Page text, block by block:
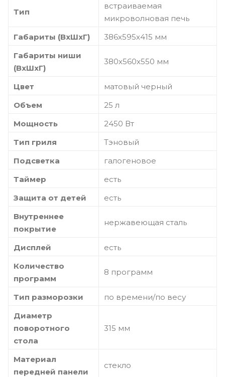
Тип
встраиваемая
микроволновая печь
Габариты (ВхШхГ)
386х595х415 мм
Габариты ниши
(ВхШхГ)
380х560х550 мм
Цвет
матовый черный
Объем
25 л
Мощность
2450 Вт
Тип гриля
Тэновый
Подсветка
галогеновое
Таймер
есть
Защита от детей
есть
Внутреннее
покрытие
нержавеющая сталь
Дисплей
есть
Количество
программ
8 программ
Тип разморозки
по времени/по весу
Диаметр
поворотного
стола
315 мм
Материал
передней панели
стекло